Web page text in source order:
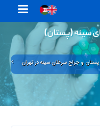
سینه (پستان)
و جراح سرطان سینه در تهران